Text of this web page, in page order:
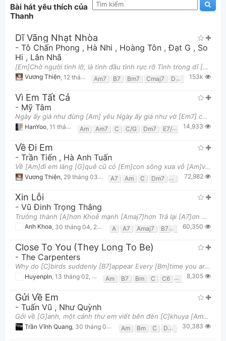
Bài hát yêu thích
Bài hát đã đăng
Bài hát yêu thích của
Thanh
Dĩ Vãng Nhạt Nhòa
- Tô Chấn Phong , Hà Nhi , Hoàng Tôn ,Đạt G , So
Hi , Lân Nhã
[Em]Chờ người tình lỡ, là tình đầu tình rực rỡ Tình trong dĩ [Am7]vãng nhạt nhòa [D]Vào mùa trăng
Vương Thiện 12 tháng 11, 2018 lúc 04:54pm Am7 B7 Bm7 Cmaj7 D E7 Em
153k
Vì Em Tất Cả
- Mỹ Tâm
Ngày ấy giá như đừng [Am] yêu Ngày ấy giá như vờ [Em7] chẳng quan tâm gì nhau Thì chắc có lẽ giờ [
HanYoo, 11 tháng 11, 2023 lúc 01:43am Am Am7 C C/G Dm7 E7/G# E7/b Em7
14,933
Về Đi Em
- Trần Tiến , Hà Anh Tuấn
Về [Am]đi em làng [G]quê cũ có [Em]con sông xưa vỗ [Am]về Về [Am]ôm vai Mẹ yêu [G]dấu đế được [C]
Vương Thiện 29 tháng 03, 2018 lúc 07:06am A7 Am C Dm7 E Em F G
72,982
Xin Lỗi
- Vũ Đinh Trọng Thắng
Trưởng thành [A]hơn Khoẻ mạnh [Amaj7]hơn Trả lại [A7]ơn người cưu mang chính[D] mình Mình không
Anh Khoa 30 tháng 04, 2023 lúc 01:34pm A A7 Amaj7 B7 Bm D E
60,350
Close To You (They Long To Be)
- The Carpenters
Why do [C]birds suddenly [B7]appear Every [Bm]time you are [Em]near? [C]Just like [C2]me, [C]they
Huyenpln, 13 tháng 02, 2020 lúc 06:15am Am B7 Bm C C6 D E7 Em
8,305
Gửi Về Em
- Tuấn Vũ , Như Quỳnh
Gởi về [G]anh, một cánh thư em viết bên đèn [C]khuya [Am]… Thời gian len [D]lén đi mãi không [D7]ng
Trần Vĩnh Quang 30 tháng 06, 2018 lúc 06:00am Am Bm C D G
30,383